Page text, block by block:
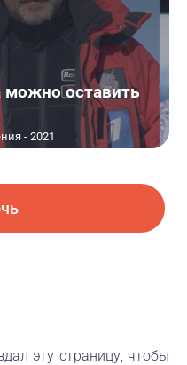
можно оставить
- 2021
эту страницу, чтобы